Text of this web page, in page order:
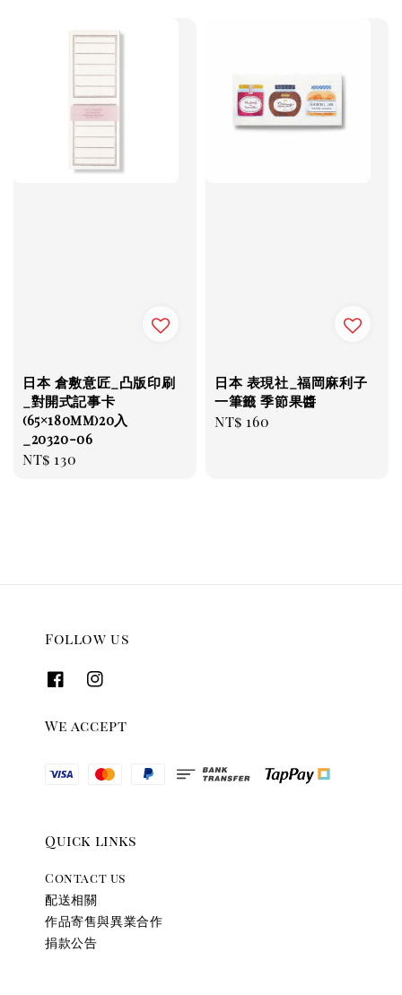
日本 倉敷意匠_凸版印刷
_對開式記事卡
(65×180mm)20入
_20320-06
Regular
NT$ 130
日本 表現社_福岡麻利子
一筆籤 季節果醬
Regular
NT$ 160
Follow us
We accept
Quick links
Contact us
配送相關
作品寄售與異業合作
捐款公告